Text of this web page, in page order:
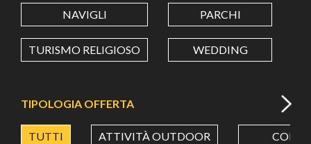
LONGITUDINE
Value in decimal degrees. Use dot (.) as decimal separator.
NAVIGLI PARCHI
TURISMO RELIGIOSO WEDDING
TIPOLOGIA OFFERTA
TUTTI ATTIVITÀ OUTDOOR CORSI